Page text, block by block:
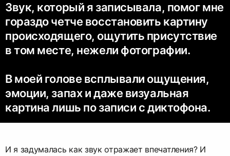
Звук, который я записывала, помог мне
гораздо четче восстановить картину
происходящего, ощутить присутствие
в том месте, нежели фотографии.
В моей голове всплывали ощущения,
эмоции, запах и даже визуальная
картина лишь по записи с диктофона.
И я задумалась как звук отражает впечатления? И